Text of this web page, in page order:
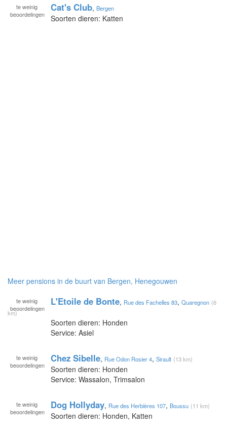
te weinig
beoordelingen
Cat's Club, Bergen
Soorten dieren: Katten
Meer pensions in de buurt van Bergen, Henegouwen
te weinig
beoordelingen
L'Etoile de Bonte, Rue des Fachelles 83, Quaregnon (6
km)
Soorten dieren: Honden
Service: Asiel
te weinig
beoordelingen
Chez Sibelle, Rue Odon Rosier 4, Sirault (13 km)
Soorten dieren: Honden
Service: Wassalon, Trimsalon
te weinig
beoordelingen
Dog Hollyday, Rue des Herbières 107, Boussu (11 km)
Soorten dieren: Honden, Katten